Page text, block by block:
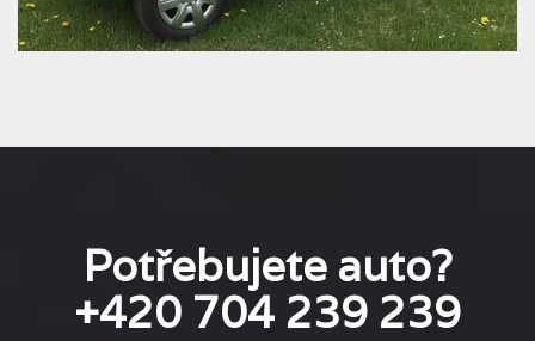
Potřebujete auto?
+420 704 239 239